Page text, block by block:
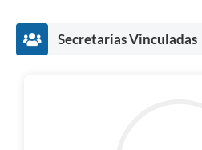
Secretarias Vinculadas